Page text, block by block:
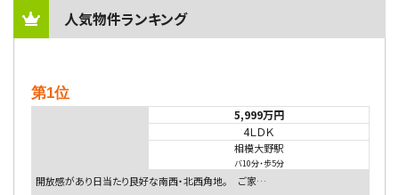
人気物件ランキング
第1位
5,999万円
4ＬＤＫ
相模大野駅
バ10分・歩5分
開放感があり日当たり良好な南西・北西角地。 ご家…